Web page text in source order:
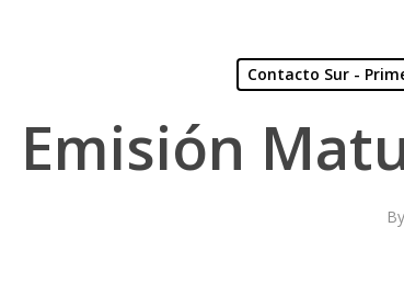
Contacto Sur -
Emisión
By